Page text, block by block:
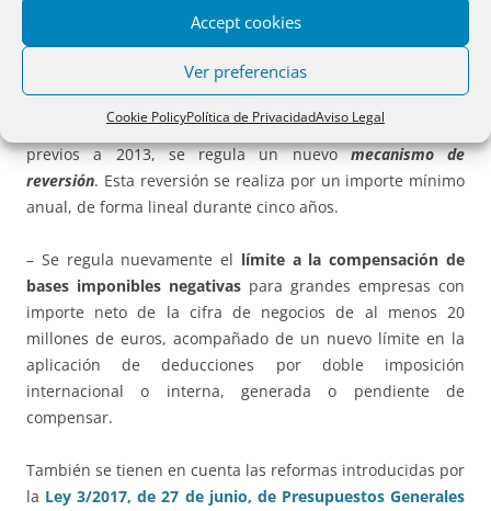
Accept cookies
Ver preferencias
Cookie PolicyPolítica de PrivacidadAviso Legal
paraísos fiscaleso en territorios que no
alcancen un nivel de tributación adecuado.
– Para losdeterioros de valor de participacionesque
resultaron fiscalmente deducibles en períodos impositivos
previos a 2013, se regula un nuevomecanismo de
reversión. Esta reversión se realiza por un importe mínimo
anual, de forma lineal durante cinco años.
– Se regula nuevamente el límite a la compensación de
bases imponibles negativas para grandes empresas con
importe neto de la cifra de negocios de al menos 20
millones de euros, acompañado de un nuevo límite en la
aplicación de deducciones por doble imposición
internacional o interna, generada o pendiente de
compensar.
También se tienen en cuenta las reformas introducidas por
la Ley 3/2017, de 27 de junio, de Presupuestos Generales